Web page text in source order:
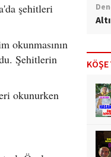
şehitleri
okunmasının
Şehitlerin
okunurken